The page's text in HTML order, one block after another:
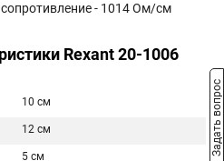
- 1014 Ом/см
Rexant 20-1006
10 см
12 см
5 см Задать вопрос